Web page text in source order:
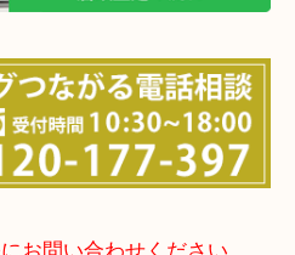
れば内容にもよりますが
。